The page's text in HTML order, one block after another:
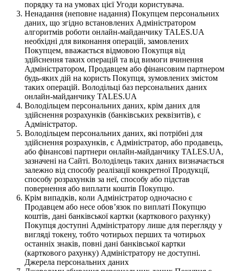
порядку та на умовах цієї Угоди користувача.
Ненадання (неповне надання) Покупцем персональних
даних, що згідно встановлених Адміністратором
алгоритмів роботи онлайн-майданчику TALES.UA
необхідні для виконання операцій, замовлених
Покупцем, вважається відмовою Покупця від
здійснення таких операцій та від вимоги вчинення
Адміністратором, Продавцем або фінансовим партнером
будь-яких дій на користь Покупця, зумовлених змістом
таких операцій. Володільці баз персональних даних
онлайн-майданчику TALES.UA
Володільцем персональних даних, крім даних для
здійснення розрахунків (банківських реквізитів), є
Адміністратор.
Володільцем персональних даних, які потрібні для
здійснення розрахунків, є Адміністратор, або продавець,
або фінансові партнери онлайн-майданчику TALES.UA,
зазначені на Сайті. Володілець таких даних визначається
залежно від способу реалізації конкретної Продукції,
способу розрахунків за неї, способу або підстав
повернення або виплати коштів Покупцю.
Крім випадків, коли Адміністратор одночасно є
Продавцем або несе обов’язок по виплаті Покупцю
коштів, дані банківської картки (карткового рахунку)
Покупця доступні Адміністратору лише для перегляду у
вигляді токену, тобто чотирьох перших та чотирьох
останніх знаків, повні дані банківської картки
(карткового рахунку) Адміністратору не доступні.
Джерела персональних даних